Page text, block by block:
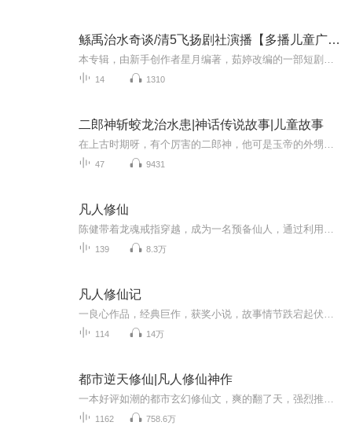
鲧禹治水奇谈/清5飞扬剧社演播【多播儿童广播剧】远古神话大禹治水传奇故事
14 1310
二郎神斩蛟龙治水患|神话传说故事|儿童故事
47 9431
凡人修仙
139 8.3万
凡人修仙记
114 14万
都市逆天修仙|凡人修仙神作
1162 758.6万